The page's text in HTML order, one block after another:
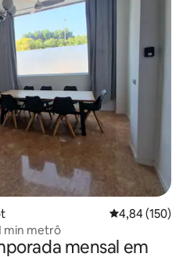
4,84 de uma
4,84 (150)
min metrô
mensal em